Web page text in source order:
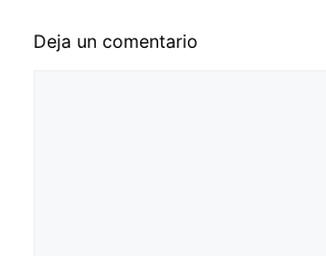
Deja un comentario